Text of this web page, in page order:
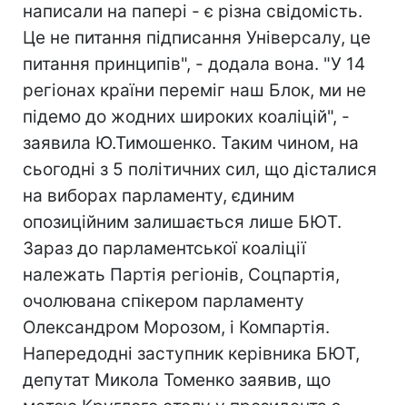
написали на папері - є різна свідомість.
Це не питання підписання Універсалу, це
питання принципів", - додала вона. "У 14
регіонах країни переміг наш Блок, ми не
підемо до жодних широких коаліцій", -
заявила Ю.Тимошенко. Таким чином, на
сьогодні з 5 політичних сил, що дісталися
на виборах парламенту, єдиним
опозиційним залишається лише БЮТ.
Зараз до парламентської коаліції
належать Партія регіонів, Соцпартія,
очолювана спікером парламенту
Олександром Морозом, і Компартія.
Напередодні заступник керівника БЮТ,
депутат Микола Томенко заявив, що